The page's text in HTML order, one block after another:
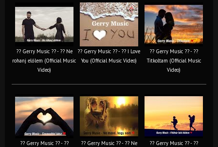
?? Gerry Music ?? - ?? Ne
rohanj előlem (Official Music
Video)
?? Gerry Music ?? - ?? I Love
You (Official Music Video)
?? Gerry Music ?? - ??
Titkoltam (Official Music
Video)
?? Gerry Music ?? - ??
?? Gerry Music ?? - ?? Ne
?? Gerry Music ?? - ??